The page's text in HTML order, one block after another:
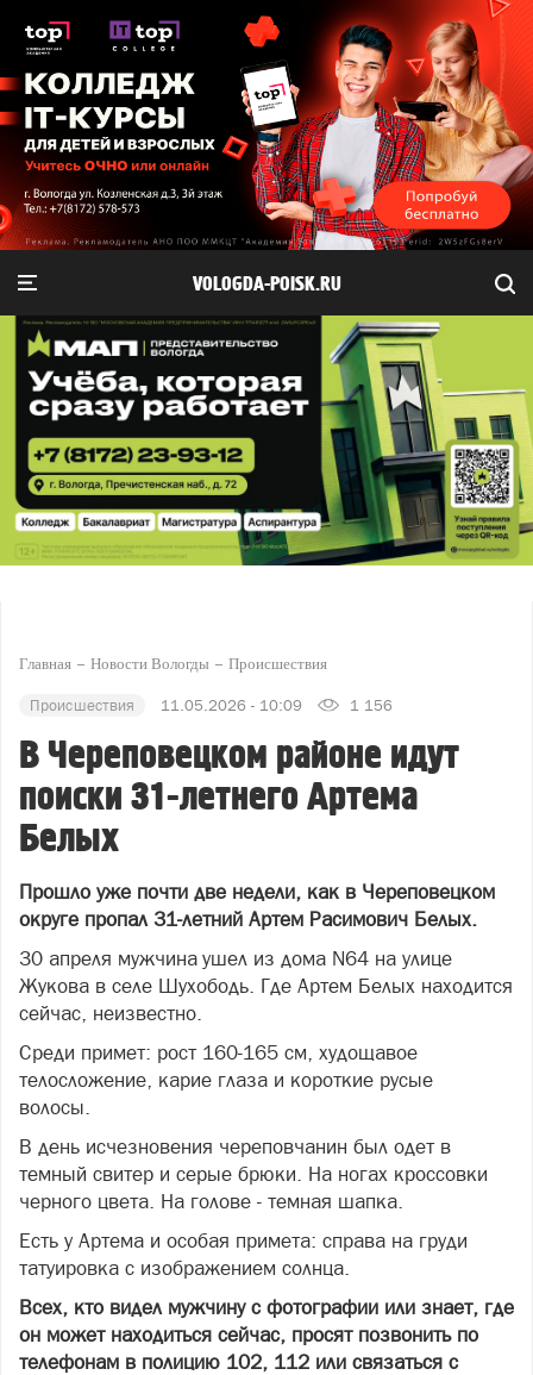
VOLOGDA-POISK.RU
Главная Новости Вологды Происшествия
Происшествия 11.05.2026 - 10:09 1 156
В Череповецком районе идут
поиски 31-летнего Артема
Белых
Прошло уже почти две недели, как в Череповецком
округе пропал 31-летний Артем Расимович Белых.
30 апреля мужчина ушел из дома N64 на улице
Жукова в селе Шухободь. Где Артем Белых находится
сейчас, неизвестно.
Среди примет: рост 160-165 см, худощавое
телосложение, карие глаза и короткие русые
волосы.
В день исчезновения череповчанин был одет в
темный свитер и серые брюки. На ногах кроссовки
черного цвета. На голове - темная шапка.
Есть у Артема и особая примета: справа на груди
татуировка с изображением солнца.
Всех, кто видел мужчину с фотографии или знает, где
он может находиться сейчас, просят позвонить по
телефонам в полицию 102, 112 или связаться с